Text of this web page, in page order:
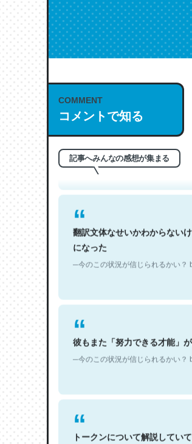
COMMENT
コメントで知る
記事へみんなの感想が集まる
これは名文。彼はとてもクレ
もお勧め。自分はこの流れ好
翻訳文体なせいかわからない
になった
─今のこの状況が信じられるかい？
彼もまた「努力できる才能」が
─今のこの状況が信じられるかい？
トークンについて解説してい
だけど、英語だと読んでない